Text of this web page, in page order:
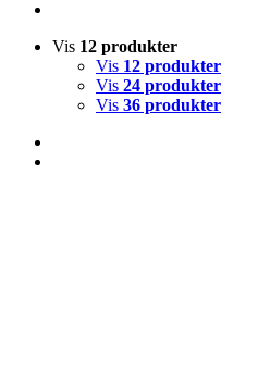
Vis 12 produkter
Vis 12 produkter
Vis 24 produkter
Vis 36 produkter